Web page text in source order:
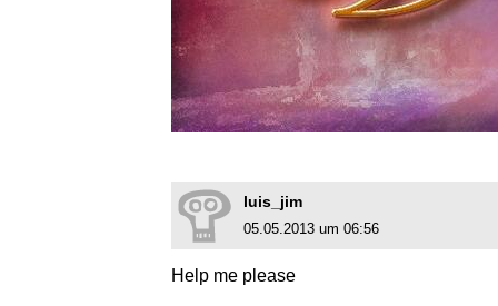
luis_jim
05.05.2013 um 06:56
Help me please